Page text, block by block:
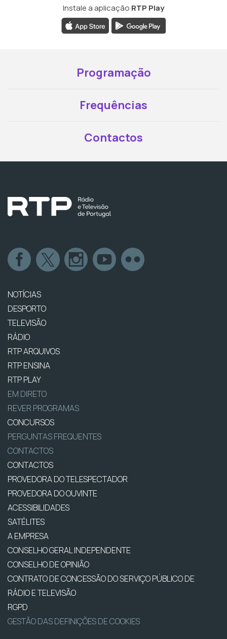
Instale a aplicação RTP Play
Programação
Frequências
Contactos
NOTÍCIAS
DESPORTO
TELEVISÃO
RÁDIO
RTP ARQUIVOS
RTP ENSINA
RTP PLAY
EM DIRETO
REVER PROGRAMAS
CONCURSOS
PERGUNTAS FREQUENTES
CONTACTOS
CONTACTOS
PROVEDORA DO TELESPECTADOR
PROVEDORA DO OUVINTE
ACESSIBILIDADES
SATÉLITES
A EMPRESA
CONSELHO GERAL INDEPENDENTE
CONSELHO DE OPINIÃO
CONTRATO DE CONCESSÃO DO SERVIÇO PÚBLICO DE
RÁDIO E TELEVISÃO
RGPD
GESTÃO DAS DEFINIÇÕES DE COOKIES